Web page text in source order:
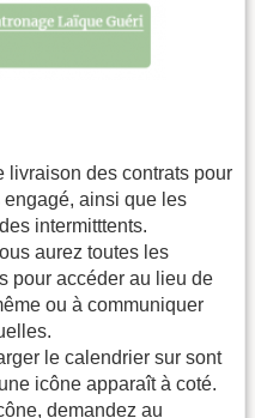
livraison des contrats pour
engagé, ainsi que les
intermitttents.
aurez toutes les
pour accéder au lieu de
ou à communiquer
le calendrier sur sont
icône apparaît à coté.
demandez au